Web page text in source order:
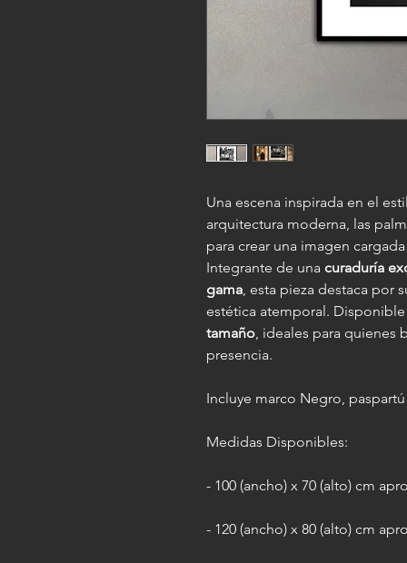
Una escena inspirada en el
arquitectura moderna, las
para crear una imagen
Integrante de una curaduría
gama, esta pieza destaca por
estética atemporal.
tamaño, ideales para quienes
presencia.
Incluye marco Negro,
Medidas Disponibles:
- 100 (ancho) x 70 (alto) cm
- 120 (ancho) x 80 (alto) cm